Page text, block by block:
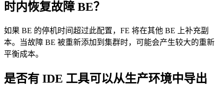
时内恢复故障 BE？
如果 BE 的停机时间超过此配置，FE 将在其他 BE 上补充副
本。当故障 BE 被重新添加到集群时，可能会产生较大的重新
平衡成本。
是否有 IDE 工具可以从生产环境中导出